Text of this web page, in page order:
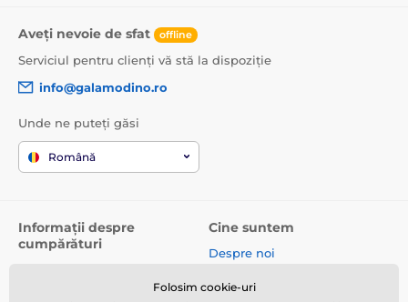
Aveți nevoie de sfat offline
Serviciul pentru clienți vă stă la dispoziție
info@galamodino.ro
Unde ne puteți găsi
Română
Informații despre
cumpărături
Cine suntem
Despre noi
Folosim cookie-uri